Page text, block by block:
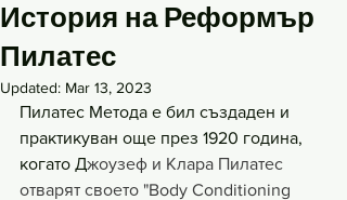
История на Реформър
Пилатес
Updated: Mar 13, 2023
Пилатес Метода е бил създаден и
практикуван още през 1920 година,
когато Джоузеф и Клара Пилатес
отварят своето "Body Conditioning